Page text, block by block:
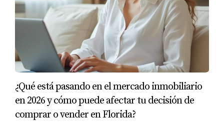
¿Qué está pasando en el mercado inmobiliario
en 2026 y cómo puede afectar tu decisión de
comprar o vender en Florida?